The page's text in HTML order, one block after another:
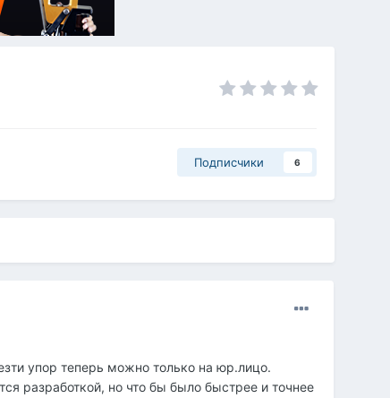
Подписчики 6
упор теперь можно только на юр.лицо.
разработкой, но что бы было быстрее и точнее